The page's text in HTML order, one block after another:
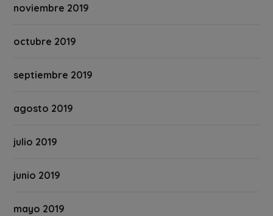
noviembre 2019
octubre 2019
septiembre 2019
agosto 2019
julio 2019
junio 2019
mayo 2019